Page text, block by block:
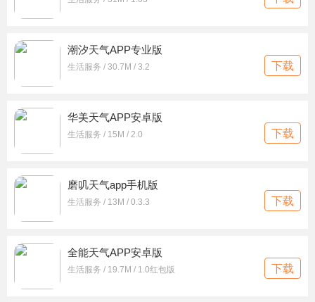
潮汐天气APP专业版
生活服务 / 30.7M / 3.2 下载
华美天气APP安卓版
生活服务 / 15M / 2.0 下载
磨叽天气app手机版
生活服务 / 13M / 0.3.3 下载
全能天气APP安卓版
生活服务 / 19.7M / 1.0红包版 下载